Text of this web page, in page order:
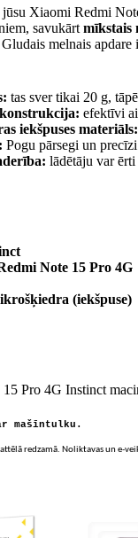
Xiaomi Redmi
savukārt mīkstais
melnais
tas sver tikai 20 g,
efektīvi
iekšpuses materiāls:
Pogu pārsegi un
lādētāju var
Note 15 Pro 4G
(iekšpuse)
Pro 4G Instinct
mašīntulku.
attēlā redzamā. Noliktavas un